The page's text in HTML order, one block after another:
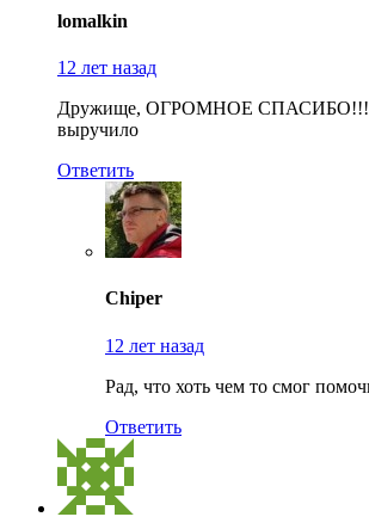
lomalkin
12 лет назад
Дружище, ОГРОМНОЕ СПАСИБО!!!
выручило
Ответить
Chiper
12 лет назад
Рад, что хоть чем то смог
Ответить